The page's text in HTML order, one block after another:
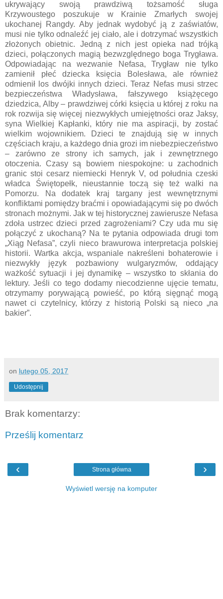
ukrywający swoją prawdziwą tożsamość sługa
Krzywoustego poszukuje w Krainie Zmarłych swojej
ukochanej Rangdy. Aby jednak wydobyć ją z zaświatów,
musi nie tylko odnaleźć jej ciało, ale i dotrzymać wszystkich
złożonych obietnic. Jedną z nich jest opieka nad trójką
dzieci, połączonych magią bezwzględnego boga Trygława.
Odpowiadając na wezwanie Nefasa, Trygław nie tylko
zamienił płeć dziecka księcia Bolesława, ale również
odmienił los dwójki innych dzieci. Teraz Nefas musi strzec
bezpieczeństwa Władysława, fałszywego książęcego
dziedzica, Alby – prawdziwej córki księcia u której z roku na
rok rozwija się więcej niezwykłych umiejętności oraz Jaksy,
syna Wielkiej Kapłanki, który nie ma aspiracji, by zostać
wielkim wojownikiem. Dzieci te znajdują się w innych
częściach kraju, a każdego dnia grozi im niebezpieczeństwo
– zarówno ze strony ich samych, jak i zewnętrznego
otoczenia. Czasy są bowiem niespokojne: u zachodnich
granic stoi cesarz niemiecki Henryk V, od południa czeski
władca Świętopełk, nieustannie toczą się też walki na
Pomorzu. Na dodatek kraj targany jest wewnętrznymi
konfliktami pomiędzy braćmi i opowiadającymi się po dwóch
stronach możnymi. Jak w tej historycznej zawierusze Nefasa
zdoła ustrzec dzieci przed zagrożeniami? Czy uda mu się
połączyć z ukochaną? Na te pytania odpowiada drugi tom
„Xiąg Nefasa”, czyli nieco brawurowa interpretacja polskiej
historii. Wartka akcja, wspaniale nakreśleni bohaterowie i
niezwykły język pozbawiony wulgaryzmów, oddający
ważkość sytuacji i jej dynamikę – wszystko to skłania do
lektury. Jeśli co tego dodamy niecodzienne ujęcie tematu,
otrzymamy porywającą powieść, po którą sięgnąć mogą
nawet ci czytelnicy, którzy z historią Polski są nieco „na
bakier”.
on lutego 05, 2017
Udostępnij
Brak komentarzy:
Prześlij komentarz
‹ ›
Strona główna
Wyświetl wersję na komputer